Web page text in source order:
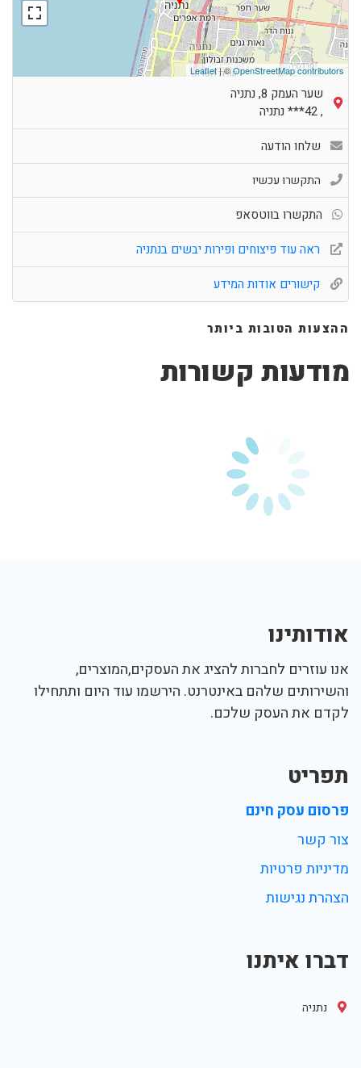
Leaflet| ©OpenStreetMap contributors
שער העמק 8, נתניה
,
42***
נתניה
שלחו הודעה
התקשרו עכשיו
התקשרו בווטסאפ
ראה עוד פיצוחים ופירות יבשים בנתניה
קישורים אודות המידע
ההצעות הטובות ביותר
מודעות קשורות
אודותינו
אנו עוזרים לחברות להציג את העסקים,המוצרים,
והשירותים שלהם באינטרנט. הירשמו עוד היום ותתחילו
לקדם את העסק שלכם.
תפריט
פרסום עסק חינם
צור קשר
מדיניות פרטיות
הצהרת נגישות
דברו איתנו
נתניה